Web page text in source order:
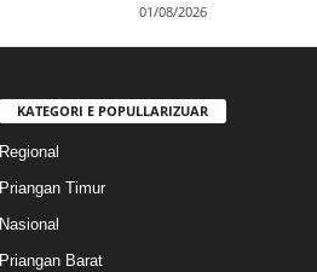
01/08/2026
KATEGORI E POPULLARIZUAR
Regional
Priangan Timur
Nasional
Priangan Barat